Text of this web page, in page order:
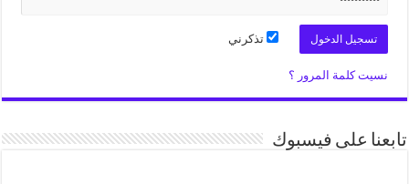
تذكرني
نسيت كلمة المرور ؟
تابعنا على فيسبوك